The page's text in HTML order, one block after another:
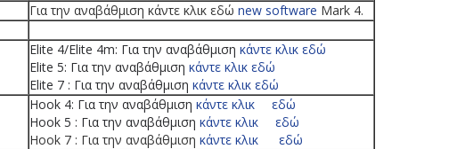
Για την αναβάθμιση κάντε κλικ εδώ new software Mark 4.
Elite 4/Elite 4m: Για την αναβάθμιση κάντε κλικ εδώ
Elite 5: Για την αναβάθμιση κάντε κλικ εδώ
Elite 7 : Για την αναβάθμιση κάντε κλικ εδώ
Hook 4: Για την αναβάθμιση κάντε κλικ
εδώ
Hook 5 : Για την αναβάθμιση κάντε κλικ
εδώ
Hook 7 : Για την αναβάθμιση κάντε κλικ εδώ